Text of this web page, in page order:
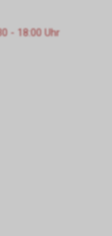
- 18:00 Uhr